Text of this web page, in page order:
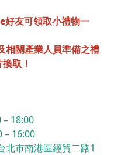
友可領取小禮物一
相關產業人員準備之禮
取！
18:00
北市南港區經貿二路1